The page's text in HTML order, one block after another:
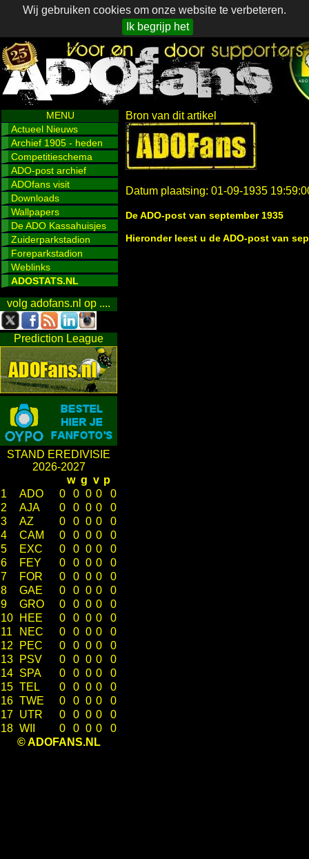
Wij gebruiken cookies om onze website te verbeteren.
Ik begrijp het
MENU
Actueel Nieuws
Archief 1905 - heden
Competitieschema
ADO-post archief
ADOfans visit
Downloads
Wallpapers
De ADO Kassahuisjes
Zuiderparkstadion
Foreparkstadion
Weblinks
ADOSTATS.NL
volg adofans.nl op ....
Prediction League
STAND EREDIVISIE
2026-2027
w g v p
1
ADO 0 0 0 0
0
2
AJA 0 0 0 0
0
3
AZ 0 0 0 0
0
4
CAM 0 0 0 0
0
5
EXC 0 0 0 0
0
6
FEY 0 0 0 0
0
7
FOR 0 0 0 0
0
8
GAE 0 0 0 0
0
9
GRO 0 0 0 0
0
10
HEE 0 0 0 0
0
11
NEC 0 0 0 0
0
12
PEC 0 0 0 0
0
13
PSV 0 0 0 0
0
14 SPA 0 0 0 0
0
15 TEL 0 0 0 0
0
16 TWE 0 0 0 0
0
17 UTR 0 0 0 0
0
18 WII 0 0 0 0
0
© ADOFANS.NL
Bron van dit artikel
Datum plaatsing: 01-09-1935
De ADO-post van september 1935
Hieronder leest u de ADO-post van